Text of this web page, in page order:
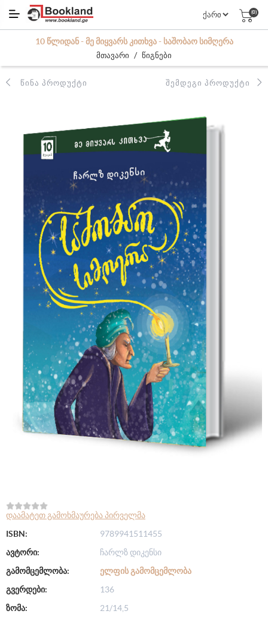
(0)
10 ᲬᲚᲘᲓᲐᲜ - ᲛᲔ ᲛᲘᲧᲕᲐᲠᲡ ᲙᲘᲗᲮᲕᲐ - ᲡᲐᲨᲝᲑᲐᲝ ᲡᲘᲛᲦᲔᲠᲐ
მთავარი / წიგნები
ᲬᲘᲜᲐ ᲞᲠᲝᲓᲣᲥᲢᲘ ᲨᲔᲛᲓᲔᲒᲘ ᲞᲠᲝᲓᲣᲥᲢᲘ
დაამატეთ გამოხმაურება პირველმა
ISBN:
9789941511455
ავტორი:
ჩარლზ დიკენსი
გამომცემლობა:
ᲔᲚᲤᲘᲡ ᲒᲐᲛᲝᲛᲪᲔᲛᲚᲝᲑᲐ
გვერდები:
136
ზომა:
21/14,5